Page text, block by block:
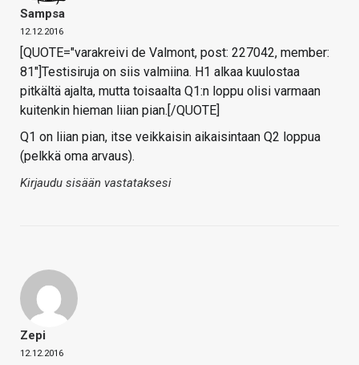
Sampsa
12.12.2016
[QUOTE="varakreivi de Valmont, post: 227042, member:
81"]Testisiruja on siis valmiina. H1 alkaa kuulostaa
pitkältä ajalta, mutta toisaalta Q1:n loppu olisi varmaan
kuitenkin hieman liian pian.[/QUOTE]
Q1 on liian pian, itse veikkaisin aikaisintaan Q2 loppua
(pelkkä oma arvaus).
Kirjaudu sisään vastataksesi
Zepi
12.12.2016